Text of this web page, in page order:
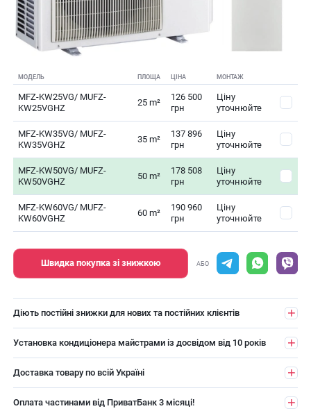
МОДЕЛЬ ПЛОЩА ЦІНА МОНТАЖ
MFZ-KW25VG/ MUFZ-
KW25VGHZ
25 m²
126 500
грн
Ціну
уточнюйте
MFZ-KW35VG/ MUFZ-
KW35VGHZ
35 m²
137 896
грн
Ціну
уточнюйте
MFZ-KW50VG/ MUFZ-
KW50VGHZ
50 m²
178 508
грн
Ціну
уточнюйте
MFZ-KW60VG/ MUFZ-
KW60VGHZ
60 m²
190 960
грн
Ціну
уточнюйте
Швидка покупка зі знижкою АБО
Діють постійні знижки для нових та постійних клієнтів
Установка кондиціонера майстрами із досвідом від 10 років
Доставка товару по всій Україні
Оплата частинами від ПриватБанк 3 місяці!